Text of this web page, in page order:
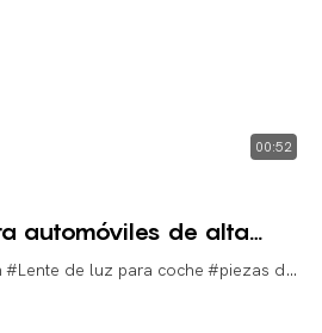
00:52
automóviles de alta
con moldes de
#Lente de luz para coche #piezas de plástico para automóviles